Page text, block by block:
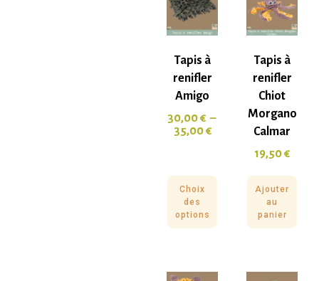
Tapis à
renifler
Amigo
30,00€ –
35,00€
Choix
des
options
Tapis à
renifler
Chiot
Morgano
Calmar
19,50€
Ajouter
au
panier